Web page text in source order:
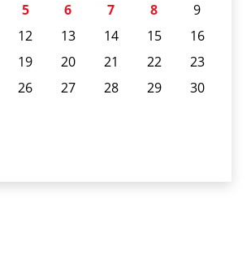
5 6 7 8
9
12 13 14 15
16
19 20 21 22
23
26 27 28 29
30